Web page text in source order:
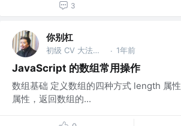
3
你别杠
初级 CV 大法工程师 · 1年前
JavaScript 的数组常用操作
数组基础 定义数组的四种方式 length 属
属性，返回数组的...